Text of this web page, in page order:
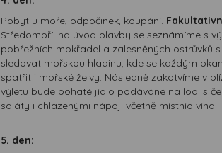
Pobyt u moře, odpočinek, koupání.
Středomoří. na úvod plavby se seznámíme s
pobřežních mokřadel a zalesněných ostrůvků
sledovat mořskou hladinu, kde se každým
spatřit i mořské želvy. Následně zakotvíme v
výletu bude bohaté jídlo podáváné na lodi s
saláty i chlazenými nápoji včetně místnío
5. den: